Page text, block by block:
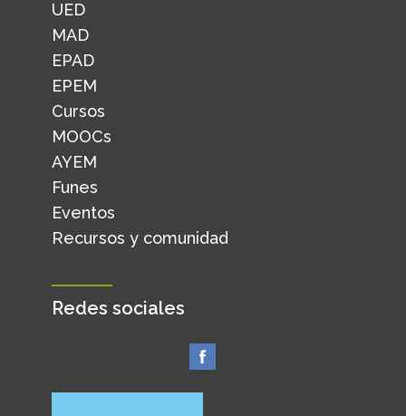
UED
MAD
EPAD
EPEM
Cursos
MOOCs
AYEM
Funes
Eventos
Recursos y comunidad
Redes sociales